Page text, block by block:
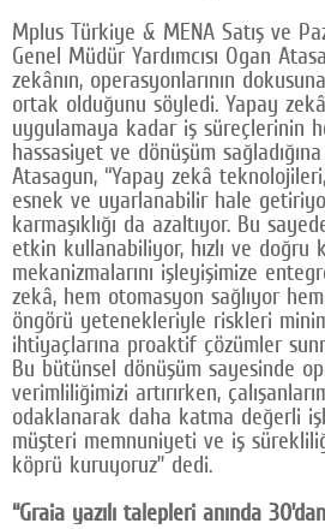
Mplus Türkiye & MENA Satış ve
Genel Müdür Yardımcısı Ogan
zekânın, operasyonlarının
ortak olduğunu söyledi. Yapay
uygulamaya kadar iş süreçlerinin
hassasiyet ve dönüşüm
Atasagun, “Yapay zekâ
esnek ve uyarlanabilir hale
karmaşıklığı da azaltıyor. Bu
etkin kullanabiliyor, hızlı ve doğru
mekanizmalarını işleyişimize
zekâ, hem otomasyon sağlıyor
öngörü yetenekleriyle riskleri
ihtiyaçlarına proaktif çözümler
Bu bütünsel dönüşüm sayesinde
verimliliğimizi artırırken,
odaklanarak daha katma değerli
müşteri memnuniyeti ve iş
köprü kuruyoruz” dedi.
“Graia yazılı talepleri anında